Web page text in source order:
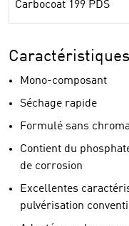
Carbocoat 199 PDS
Mono-composant
Séchage rapide
Formulé sans
Contient du
de corrosion
Excellentes
pulvérisation